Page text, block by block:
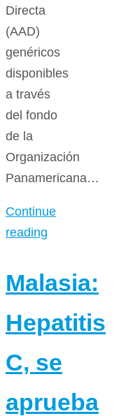
Directa
(AAD)
genéricos
disponibles
a través
del fondo
de la
Organización
Panamericana…
Continue
reading
Malasia:
Hepatitis
C, se
aprueba